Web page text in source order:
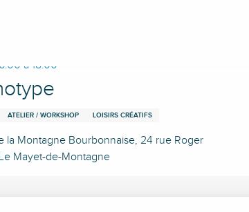
à 18:00
ATELIER / WORKSHOP LOISIRS CRÉATIFS
la Montagne Bourbonnaise, 24 rue Roger
Mayet-de-Montagne